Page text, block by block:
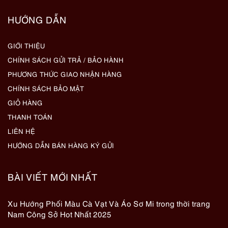
HƯỚNG DẪN
GIỚI THIỆU
CHÍNH SÁCH GỬI TRẢ / BẢO HÀNH
PHƯƠNG THỨC GIAO NHẬN HÀNG
CHÍNH SÁCH BẢO MẬT
GIỎ HÀNG
THANH TOÁN
LIÊN HỆ
HƯỚNG DẪN BÁN HÀNG KÝ GỬI
BÀI VIẾT MỚI NHẤT
Xu Hướng Phối Màu Cà Vạt Và Áo Sơ Mi trong thời trang
Nam Công Sở Hot Nhất 2025